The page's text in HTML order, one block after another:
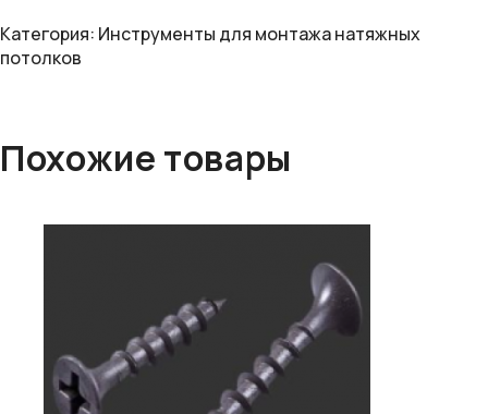
Категория: Инструменты для монтажа натяжных
потолков
Похожие товары